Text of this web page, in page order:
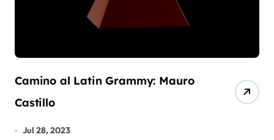
Camino al Latin Grammy: Mauro
Castillo
Jul 28, 2023